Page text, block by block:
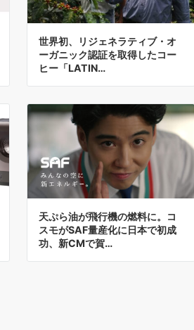
世界初、リジェネラティブ・オ
ーガニック認証を取得したコー
ヒー「LATIN…
天ぷら油が飛行機の燃料に。コ
スモがSAF量産化に日本で初成
功、新CMで賀…